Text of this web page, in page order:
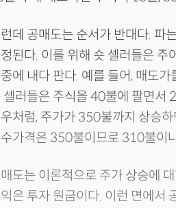
데 공매도는 순서가 반대다. 파
된다. 이를 위해 숏 셀러들은 주
에 내다 판다. 예를 들어, 매도
셀러들은 주식을 40불에 팔면서
처럼, 주가가 350불까지 상승
가격은 350불이므로 310불이
도는 이론적으로 주가 상승에
은 투자 원금이다. 이런 면에서